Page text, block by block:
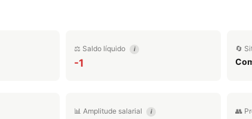
⚖️ Saldo líquido i
-1
🔄
📊 Amplitude salarial i 👥